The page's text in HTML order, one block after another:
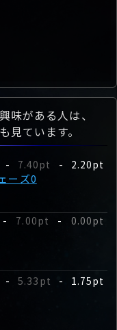
味がある人は、
見ています。
- 7.40pt - 2.20pt
ーズ0
- 7.00pt - 0.00pt
- 5.33pt - 1.75pt